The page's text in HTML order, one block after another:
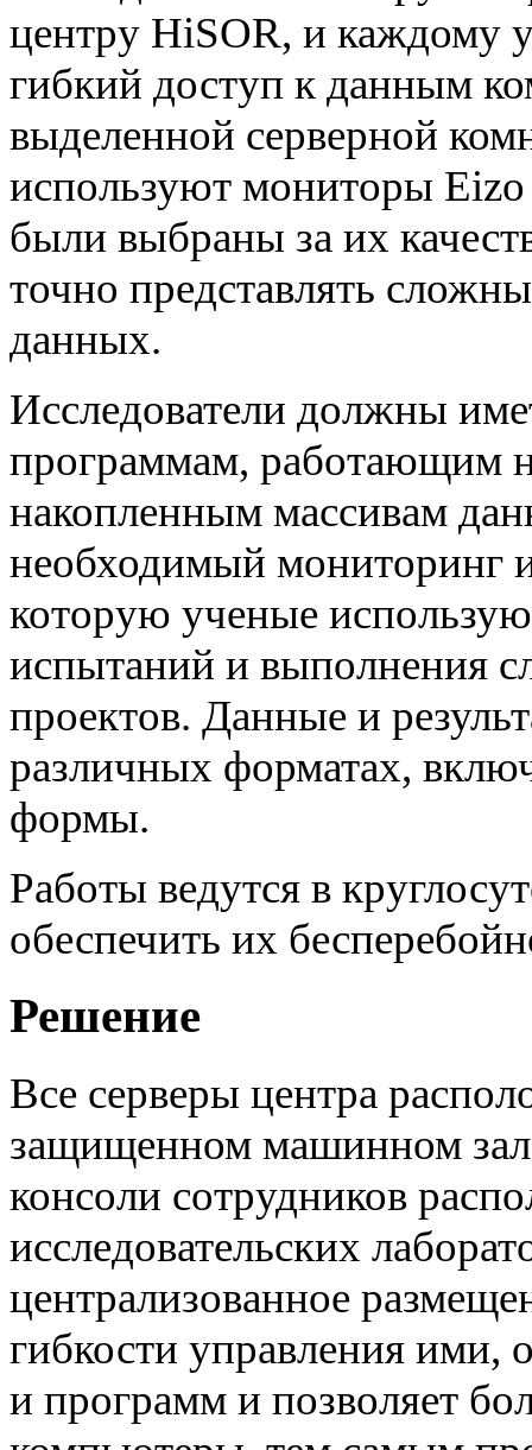
центру HiSOR, и каждому
гибкий доступ к данным
выделенной серверной
используют мониторы
были выбраны за их
точно представлять
данных.
Исследователи должны
программам, работающим
накопленным массивам
необходимый мониторинг
которую ученые
испытаний и выполнения
проектов. Данные и
различных форматах,
формы.
Работы ведутся в
обеспечить их
Решение
Все серверы центра
защищенном машинном
консоли сотрудников
исследовательских
централизованное
гибкости управления ими,
и программ и позволяет